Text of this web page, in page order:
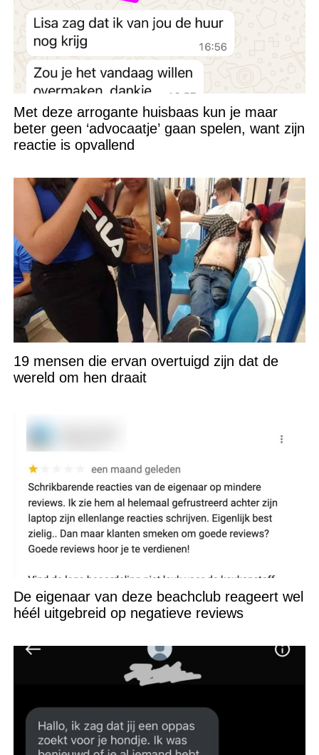
Met deze arrogante huisbaas kun je maar
beter geen ‘advocaatje’ gaan spelen, want zijn
reactie is opvallend
19 mensen die ervan overtuigd zijn dat de
wereld om hen draait
De eigenaar van deze beachclub reageert wel
héél uitgebreid op negatieve reviews